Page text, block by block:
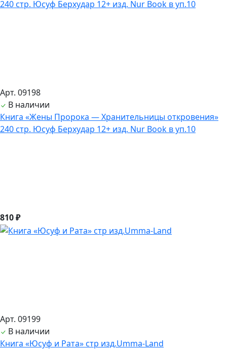
Арт. 09198
В наличии
Книга «Жены Пророка — Хранительницы откровения»
240 стр. Юсуф Берхудар 12+ изд. Nur Book в уп.10
810 ₽
Арт. 09199
В наличии
Книга «Юсуф и Рата» стр изд.Umma-Land